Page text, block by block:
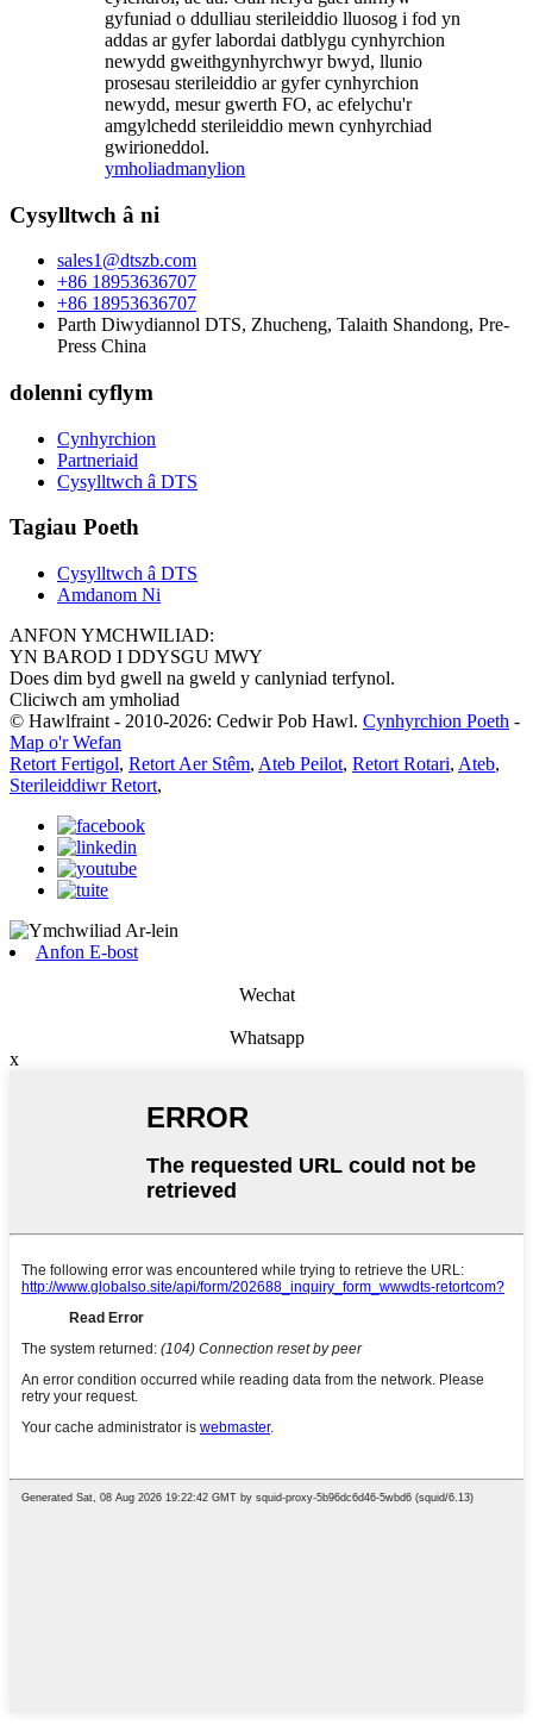
gyfuniad o ddulliau sterileiddio lluosog i fod yn
addas ar gyfer labordai datblygu cynhyrchion
newydd gweithgynhyrchwyr bwyd, llunio
prosesau sterileiddio ar gyfer cynhyrchion
newydd, mesur gwerth FO, ac efelychu'r
amgylchedd sterileiddio mewn cynhyrchiad
gwirioneddol.
ymholiadmanylion
Cysylltwch â ni
sales1@dtszb.com
+86 18953636707
+86 18953636707
Parth Diwydiannol DTS, Zhucheng, Talaith Shandong, Pre-
Press China
dolenni cyflym
Cynhyrchion
Partneriaid
Cysylltwch â DTS
Tagiau Poeth
Cysylltwch â DTS
Amdanom Ni
ANFON YMCHWILIAD:
YN BAROD I DDYSGU MWY
Does dim byd gwell na gweld y canlyniad terfynol.
Cliciwch am ymholiad
© Hawlfraint - 2010-2026: Cedwir Pob Hawl. Cynhyrchion Poeth -
Map o'r Wefan
Retort Fertigol, Retort Aer Stêm, Ateb Peilot, Retort Rotari, Ateb,
Sterileiddiwr Retort,
Anfon E-bost
Wechat
Whatsapp
x